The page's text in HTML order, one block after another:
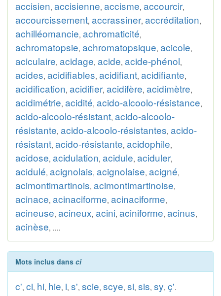
accisien, accisienne, accisme, accourcir,
accourcissement, accrassiner, accréditation,
achilléomancie, achromaticité,
achromatopsie, achromatopsique, acicole,
aciculaire, acidage, acide, acide-phénol,
acides, acidifiables, acidifiant, acidifiante,
acidification, acidifier, acidifère, acidimètre,
acidimétrie, acidité, acido-alcoolo-résistance,
acido-alcoolo-résistant, acido-alcoolo-
résistante, acido-alcoolo-résistantes, acido-
résistant, acido-résistante, acidophile,
acidose, acidulation, acidule, aciduler,
acidulé, acignolais, acignolaise, acigné,
acimontimartinois, acimontimartinoise,
acinace, acinaciforme, acinaciforme,
acineuse, acineux, acini, aciniforme, acinus,
acinèse, ....
Mots inclus dans ci
c', ci, hi, hie, i, s', scie, scye, si, sis, sy, ç'.